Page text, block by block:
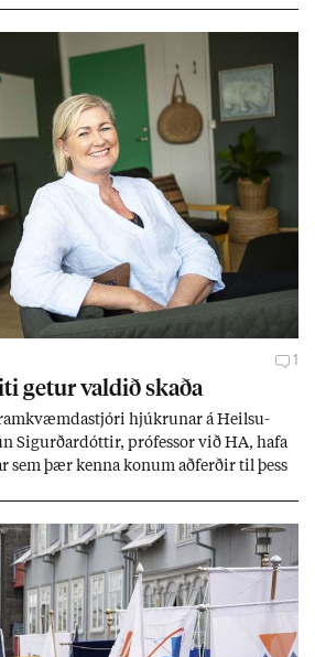
1
get­ur vald­ið skaða
hjúkr­un­ar á Heilsu­
Sig­urð­ar­dótt­ir, pró­fess­or við HA, hafa
sem þær kenna kon­um að­ferð­ir til þess